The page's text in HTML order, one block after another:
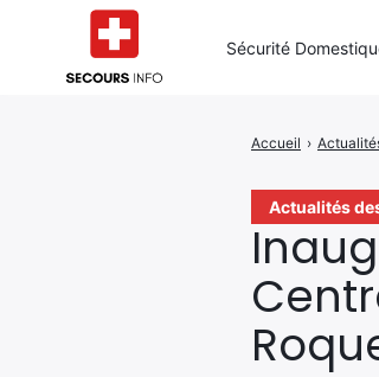
Actualités
Accueil ›
Sécurité